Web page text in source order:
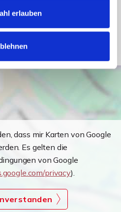
erlaubenFernheizung
Fernwärme
dass mir Karten von Google
Es gelten die
von Google
privacy).